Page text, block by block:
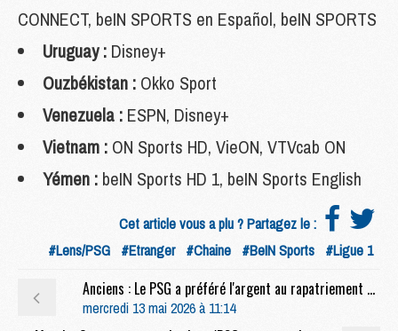
CONNECT, beIN SPORTS en Español, beIN SPORTS
Uruguay : Disney+
Ouzbékistan : Okko Sport
Venezuela : ESPN, Disney+
Vietnam : ON Sports HD, VieON, VTVcab ON
Yémen : beIN Sports HD 1, beIN Sports English
Cet article vous a plu ? Partagez le :
#Lens/PSG #Etranger #Chaine #BeIN Sports #Ligue 1
Anciens : Le PSG a préféré l'argent au rapatriement pour Gadou
mercredi 13 mai 2026 à 11:14